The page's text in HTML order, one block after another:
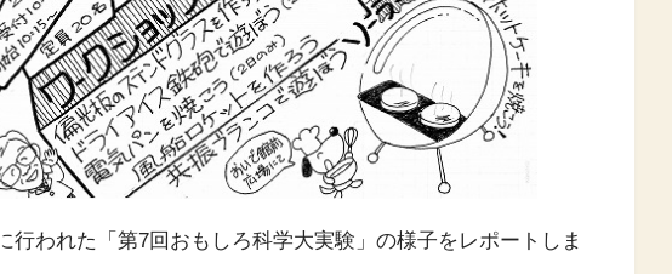
行われた「第7回おもしろ科学大実験」の様子をレポートしま